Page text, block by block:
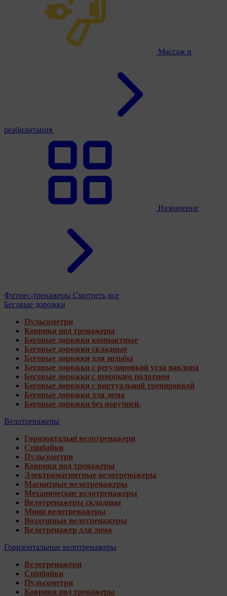
Массаж и
реабилитация
Назначение
Фитнес-тренажеры Смотреть все
Беговые дорожки
Пульсометри
Коврики под тренажеры
Беговые дорожки компактные
Беговые дорожки складные
Беговые дорожки для ходьбы
Беговые дорожки с регулировкой угла наклона
Беговые дорожки с широким полотном
Беговые дорожки с виртуальной тренировкой
Беговые дорожки для дома
Беговые дорожки без поручней.
Велотренажеры
Горизонтальні велотренажери
Спінбайки
Пульсометри
Коврики под тренажеры
Электромагнитные велотренажеры
Магнитные велотренажеры
Механические велотренажеры
Велотренажеры складные
Мини велотренажеры
Воздушные велотренажеры
Велотренажер для дома
Горизонтальные велотренажеры
Велотренажери
Спінбайки
Пульсометри
Коврики под тренажеры